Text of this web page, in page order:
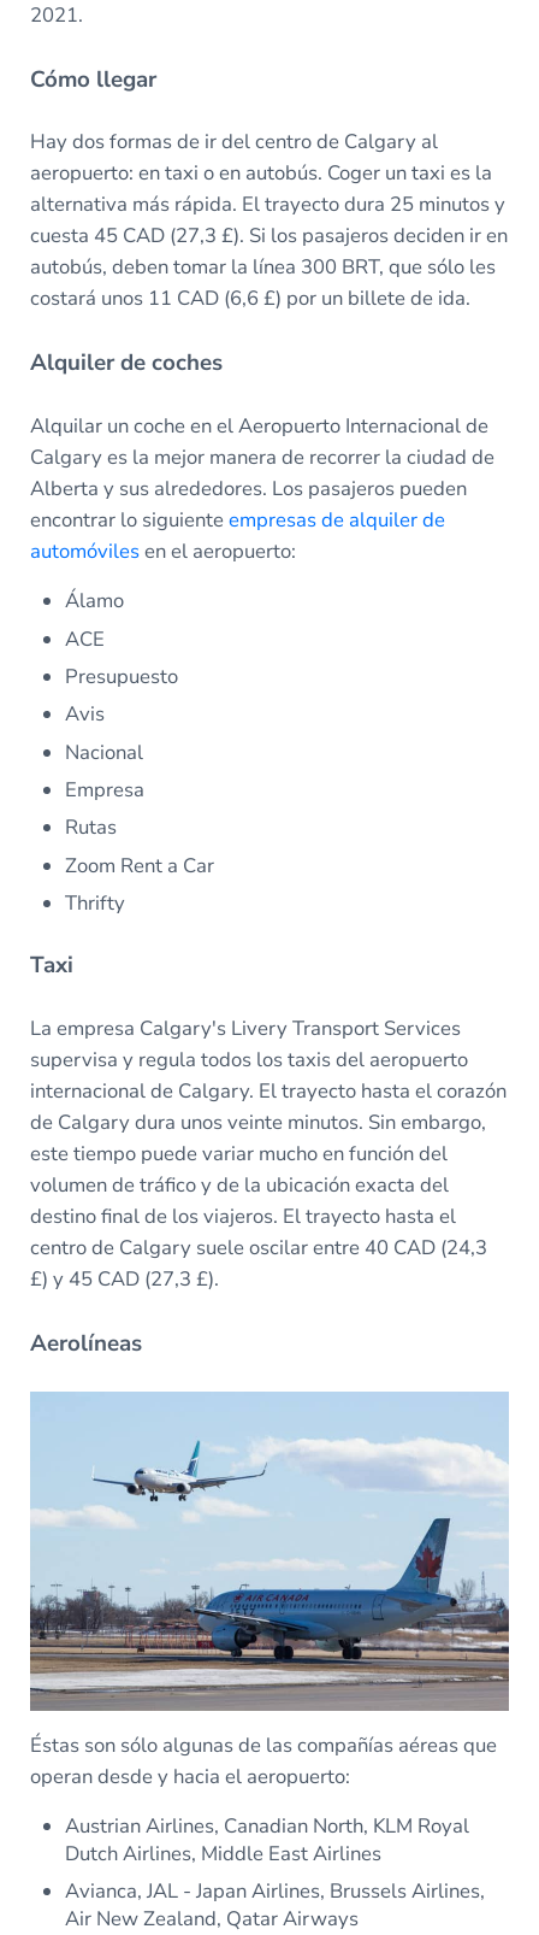
2021.
Cómo llegar
Hay dos formas de ir del centro de Calgary al
aeropuerto: en taxi o en autobús. Coger un taxi es la
alternativa más rápida. El trayecto dura 25 minutos y
cuesta 45 CAD (27,3 £). Si los pasajeros deciden ir en
autobús, deben tomar la línea 300 BRT, que sólo les
costará unos 11 CAD (6,6 £) por un billete de ida.
Alquiler de coches
Alquilar un coche en el Aeropuerto Internacional de
Calgary es la mejor manera de recorrer la ciudad de
Alberta y sus alrededores. Los pasajeros pueden
encontrar lo siguienteempresas de alquiler de
automóvilesen el aeropuerto:
Álamo
ACE
Presupuesto
Avis
Nacional
Empresa
Rutas
Zoom Rent a Car
Thrifty
Taxi
La empresa Calgary's Livery Transport Services
supervisa y regula todos los taxis del aeropuerto
internacional de Calgary. El trayecto hasta el corazón
de Calgary dura unos veinte minutos. Sin embargo,
este tiempo puede variar mucho en función del
volumen de tráfico y de la ubicación exacta del
destino final de los viajeros. El trayecto hasta el
centro de Calgary suele oscilar entre 40 CAD (24,3
£) y 45 CAD (27,3 £).
Aerolíneas
Éstas son sólo algunas de las compañías aéreas que
operan desde y hacia el aeropuerto:
Austrian Airlines, Canadian North, KLM Royal
Dutch Airlines, Middle East Airlines
Avianca, JAL - Japan Airlines, Brussels Airlines,
Air New Zealand, Qatar Airways